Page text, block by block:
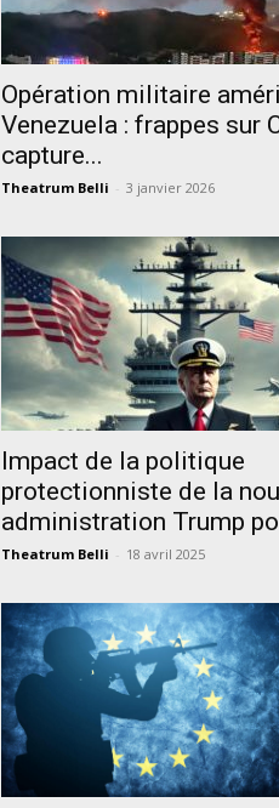
Opération militaire
Venezuela : frappes sur
capture...
Theatrum Belli - 3 janvier 2026
Impact de la politique
protectionniste de la
administration Trump
Theatrum Belli - 18 avril 2025